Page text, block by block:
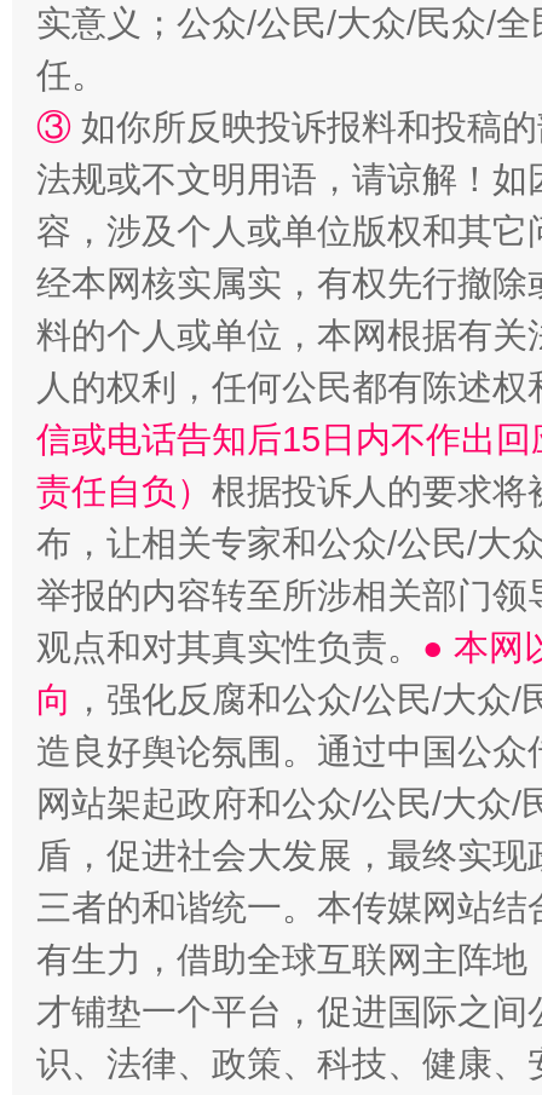
实意义；公众/公民/大众/民众/
任。
③ 如你所反映投诉报料和投稿
法规或不文明用语，请谅解！
容，涉及个人或单位版权和其它
经本网核实属实，有权先行撤
料的个人或单位，本网根据有
人的权利，任何公民都有陈述
信或电话告知后15日内不作出
责任自负） 根据投诉人的要求将
布，让相关专家和公众/公民/大
举报的内容转至所涉相关部门
观点和对其真实性负责。 ● 本网
向 ，强化反腐和公众/公民/大众
造良好舆论氛围。通过中国公
网站架起政府和公众/公民/大众
盾，促进社会大发展，最终实
三者的和谐统一。本传媒网站
有生力，借助全球互联网主阵
才铺垫一个平台，促进国际之
识、法律、政策、科技、健康